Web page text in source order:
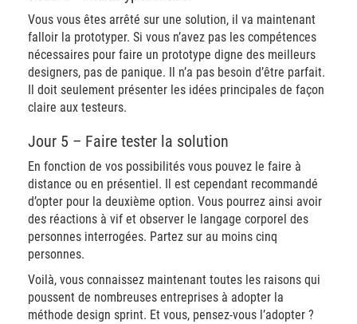
Vous vous êtes arrêté sur une solution, il va maintenant
falloir la prototyper. Si vous n’avez pas les compétences
nécessaires pour faire un prototype digne des meilleurs
designers, pas de panique. Il n’a pas besoin d’être parfait.
Il doit seulement présenter les idées principales de façon
claire aux testeurs.
Jour 5 – Faire tester la solution
En fonction de vos possibilités vous pouvez le faire à
distance ou en présentiel. Il est cependant recommandé
d’opter pour la deuxième option. Vous pourrez ainsi avoir
des réactions à vif et observer le langage corporel des
personnes interrogées. Partez sur au moins cinq
personnes.
Voilà, vous connaissez maintenant toutes les raisons qui
poussent de nombreuses entreprises à adopter la
méthode design sprint. Et vous, pensez-vous l’adopter ?